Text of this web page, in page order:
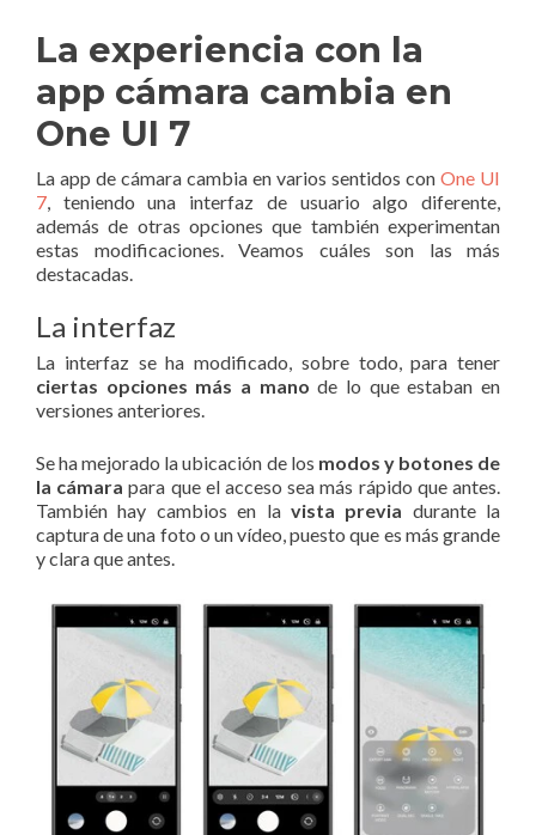
La experiencia con la
app cámara cambia en
One UI 7
La app de cámara cambia en varios sentidos con One UI
7 , teniendo una interfaz de usuario algo diferente,
además de otras opciones que también experimentan
estas modificaciones. Veamos cuáles son las más
destacadas.
La interfaz
La interfaz se ha modificado, sobre todo, para tener
ciertas opciones más a mano de lo que estaban en
versiones anteriores.
Se ha mejorado la ubicación de los modos y botones de
la cámara para que el acceso sea más rápido que antes.
También hay cambios en la vista previa durante la
captura de una foto o un vídeo, puesto que es más grande
y clara que antes.